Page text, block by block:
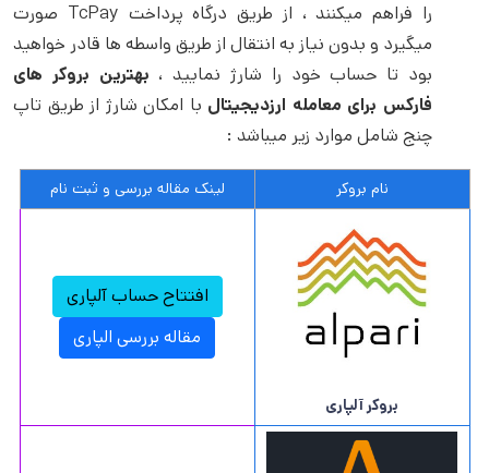
را فراهم میکنند ، از طریق درگاه پرداخت TcPay صورت
میگیرد و بدون نیاز به انتقال از طریق واسطه ها قادر خواهید
بود تا حساب خود را شارژ نمایید ، بهترین بروکر های
فارکس برای معامله ارزدیجیتال با امکان شارژ از طریق تاپ
چنج شامل موارد زیر میباشد :
نام بروکر لینک مقاله بررسی و ثبت نام
بروکر آلپاری
افتتاح حساب آلپاری
مقاله بررسی الپاری